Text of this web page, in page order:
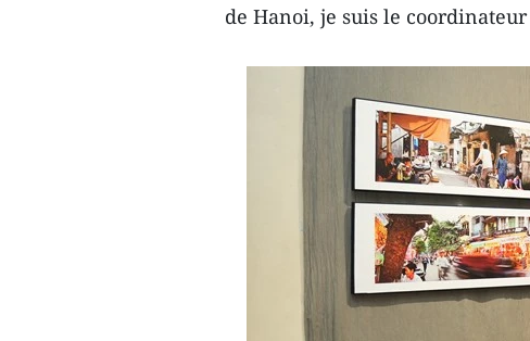
de Hanoi, je suis le